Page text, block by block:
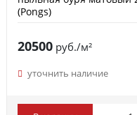
(Pongs)
20500 руб./м²
уточнить наличие